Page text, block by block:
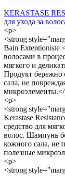
KERASTASE
для ухода за
<p>
<strong
Bain Extentioniste
волосами в
мягкого и
Продукт бережно
сала, не
<p>
<strong
Kerastase
средство для
волос. Шампунь
кожного сала, не
полезные
<p>
<strong